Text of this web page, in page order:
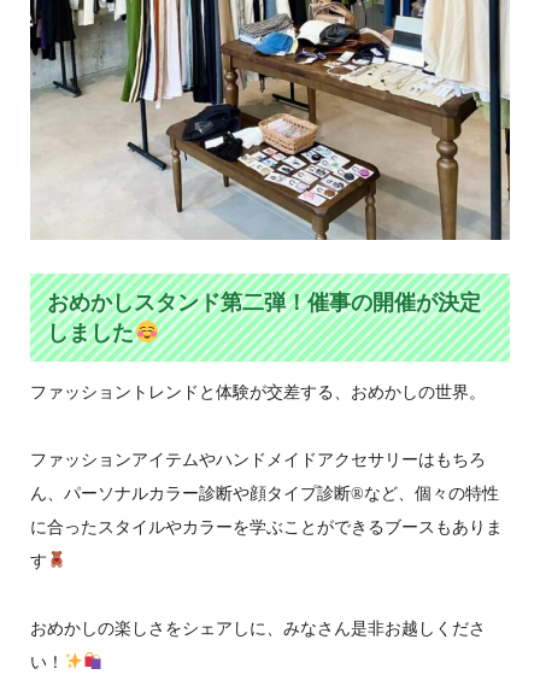
おめかしスタンド第二弾！催事の開催が決定
しました
ファッショントレンドと体験が交差する、おめかしの世界。
ファッションアイテムやハンドメイドアクセサリーはもちろ
ん、パーソナルカラー診断や顔タイプ診断®など、個々の特性
に合ったスタイルやカラーを学ぶことができるブースもありま
す
おめかしの楽しさをシェアしに、みなさん是非お越しくださ
い！